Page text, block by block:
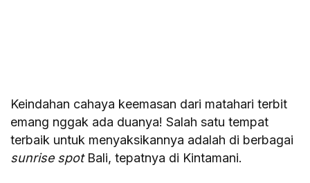
Keindahan cahaya keemasan dari matahari terbit
emang nggak ada duanya! Salah satu tempat
terbaik untuk menyaksikannya adalah di berbagai
sunrise spot Bali, tepatnya di Kintamani.